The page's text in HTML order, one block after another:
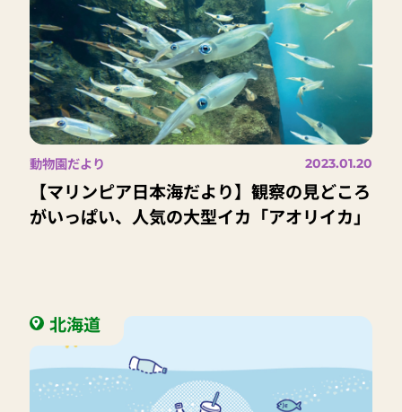
動物園だより 2023.01.20
【マリンピア日本海だより】観察の見どころ
がいっぱい、人気の大型イカ「アオリイカ」
北海道